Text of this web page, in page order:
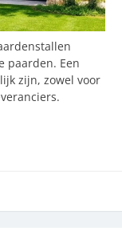
paarden. Een
zijn, zowel voor